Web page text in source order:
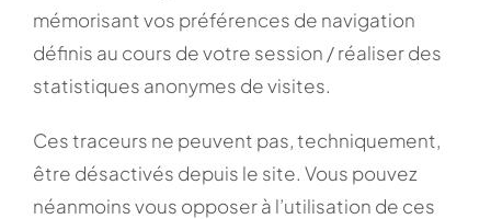
mémorisant vos préférences de navigation
définis au cours de votre session / réaliser des
statistiques anonymes de visites.
Ces traceurs ne peuvent pas, techniquement,
être désactivés depuis le site. Vous pouvez
néanmoins vous opposer à l’utilisation de ces